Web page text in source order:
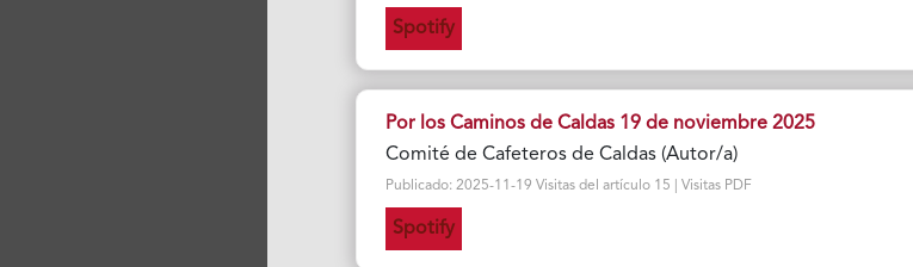
Spotify
Por los Caminos de Caldas 19 de noviembre 2025
Comité de Cafeteros de Caldas (Autor/a)
Publicado: 2025-11-19 Visitas del artículo 15 | Visitas PDF
Spotify